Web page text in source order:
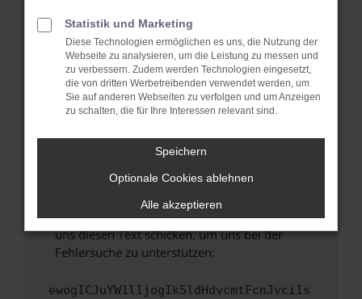
Stelle sicher, dass dein Browser und dein
Betriebssystem auf dem neuesten Stand
sind.
Veraltete Software birgt nicht nur ein
Sicherheitsrisiko, sondern kann auch dazu
unterstützt werden.
Wenn du alle oben genannten Schritte versucht
hast, kontaktiere uns bitte. Wir werden
versuchen, das Problem zu beheben. Du kannst
uns diesen Text schicken, um uns bei der
Fehlersuche zu unterstützen:
ewogICJuYW1lIjogIk5ldHdvcmtFcnJvciIs
Statistik und Marketing
Diese Technologien ermöglichen es uns, die Nutzung der
Webseite zu analysieren, um die Leistung zu messen und
zu verbessern. Zudem werden Technologien eingesetzt,
die von dritten Werbetreibenden verwendet werden, um
Sie auf anderen Webseiten zu verfolgen und um Anzeigen
zu schalten, die für Ihre Interessen relevant sind.
Speichern
Optionale Cookies ablehnen
Alle akzeptieren